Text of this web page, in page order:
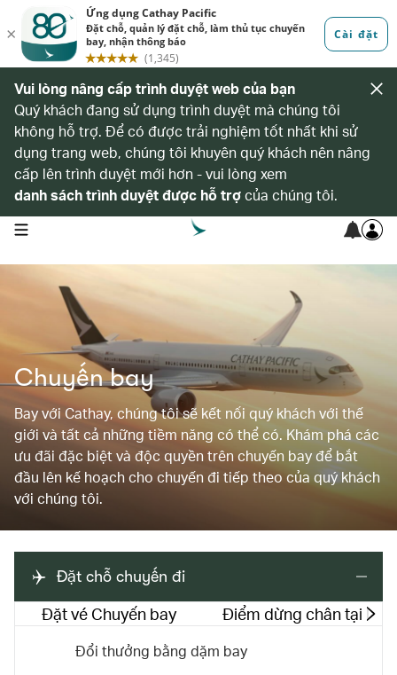
Vui lòng nâng cấp trình duyệt web của bạn
Quý khách đang sử dụng trình duyệt mà chúng tôi
không hỗ trợ. Để có được trải nghiệm tốt nhất khi sử
dụng trang web, chúng tôi khuyên quý khách nên nâng
cấp lên trình duyệt mới hơn - vui lòng xem
danh sách trình duyệt được hỗ trợcủa chúng tôi.
open navigation menu
Chuyến bay
Bay với Cathay, chúng tôi sẽ kết nối quý khách với thế
giới và tất cả những tiềm năng có thể có. Khám phá các
ưu đãi đặc biệt và độc quyền trên chuyến bay để bắt
đầu lên kế hoạch cho chuyến đi tiếp theo của quý khách
với chúng tôi.
Đặt chỗ chuyến đi
Đặt vé Chuyến bay Điểm dừng chân tại
Đổi thưởng bằng dặm bay